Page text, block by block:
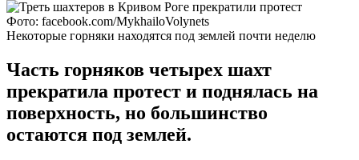
Фото: facebook.com/MykhailoVolynets
Некоторые горняки находятся под землей почти неделю
Часть горняков четырех шахт
прекратила протест и поднялась на
поверхность, но большинство
остаются под землей.